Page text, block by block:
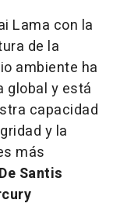
Lama con la
de la
ambiente ha
global y está
capacidad
y la
más
Santis